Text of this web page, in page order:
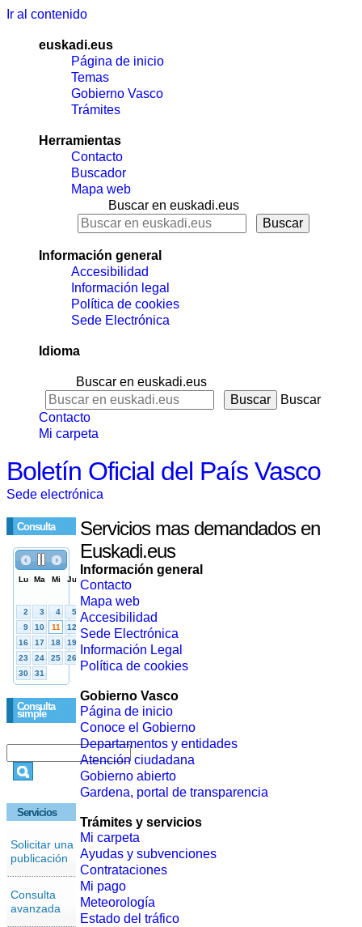
Ir al contenido
euskadi.eus
Página de inicio
Temas
Gobierno Vasco
Trámites
Herramientas
Contacto
Buscador
Mapa web
Buscar en euskadi.eus
Información general
Accesibilidad
Información legal
Política de cookies
Sede Electrónica
Idioma
Buscar en euskadi.eus
Buscar
Contacto
Mi carpeta
Boletín Oficial del País Vasco
Sede electrónica
Consulta
Consulta
simple
Servicios
Solicitar una
publicación
Consulta
avanzada
Servicios mas demandados en
Euskadi.eus
Información general
Contacto
Mapa web
Accesibilidad
Sede Electrónica
Información Legal
Política de cookies
Gobierno Vasco
Página de inicio
Conoce el Gobierno
Departamentos y entidades
Atención ciudadana
Gobierno abierto
Gardena, portal de transparencia
Trámites y servicios
Mi carpeta
Ayudas y subvenciones
Contrataciones
Mi pago
Meteorología
Estado del tráfico